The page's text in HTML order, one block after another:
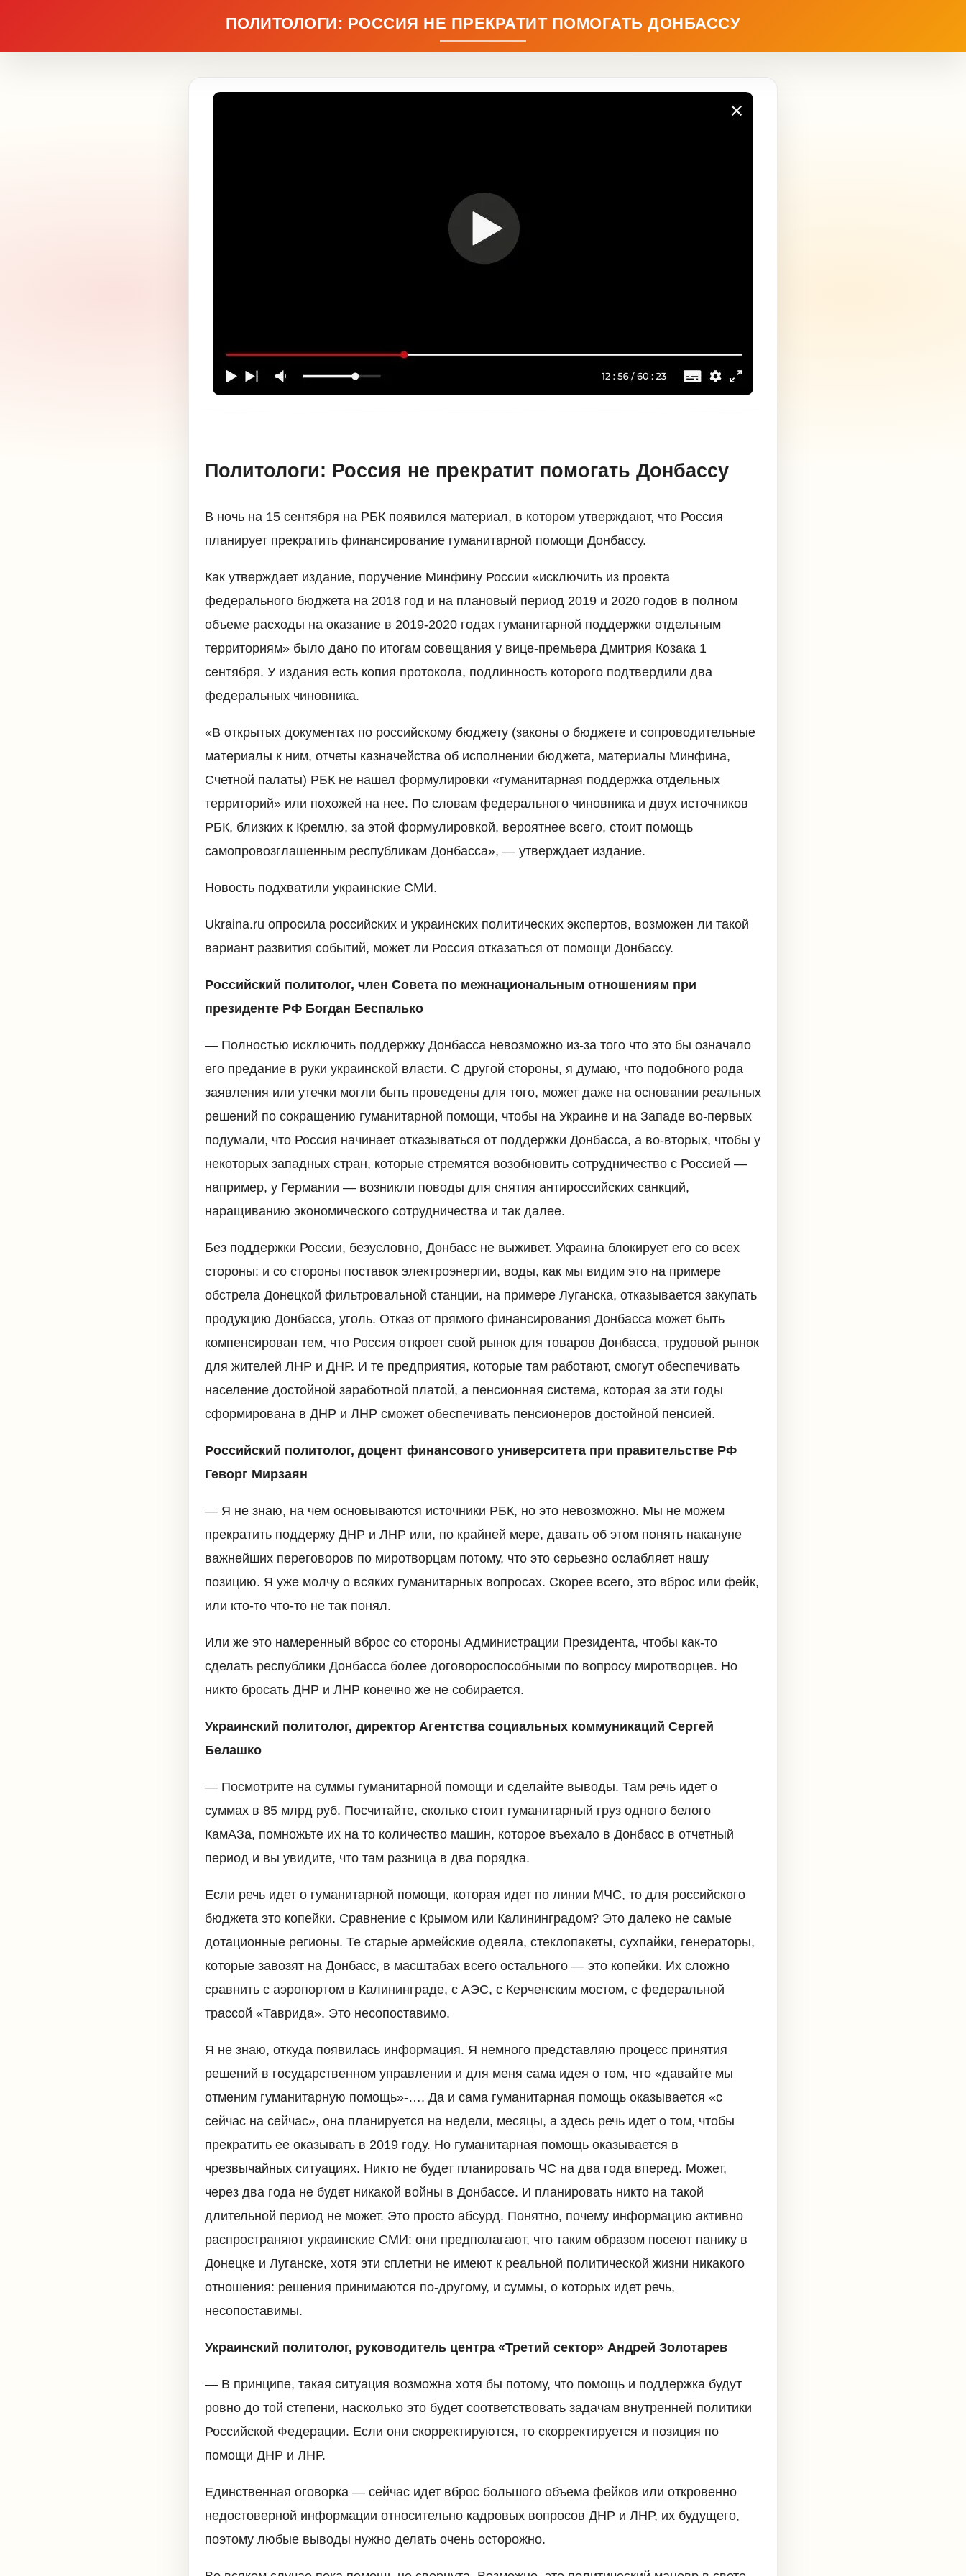
ПОЛИТОЛОГИ: РОССИЯ НЕ ПРЕКРАТИТ ПОМОГАТЬ ДОНБАССУ
Политологи: Россия не прекратит помогать Донбассу
В ночь на 15 сентября на РБК появился материал, в котором утверждают, что Россия
планирует прекратить финансирование гуманитарной помощи Донбассу.
Как утверждает издание, поручение Минфину России «исключить из проекта
федерального бюджета на 2018 год и на плановый период 2019 и 2020 годов в полном
объеме расходы на оказание в 2019-2020 годах гуманитарной поддержки отдельным
территориям» было дано по итогам совещания у вице-премьера Дмитрия Козака 1
сентября. У издания есть копия протокола, подлинность которого подтвердили два
федеральных чиновника.
«В открытых документах по российскому бюджету (законы о бюджете и сопроводительные
материалы к ним, отчеты казначейства об исполнении бюджета, материалы Минфина,
Счетной палаты) РБК не нашел формулировки «гуманитарная поддержка отдельных
территорий» или похожей на нее. По словам федерального чиновника и двух источников
РБК, близких к Кремлю, за этой формулировкой, вероятнее всего, стоит помощь
самопровозглашенным республикам Донбасса», — утверждает издание.
Новость подхватили украинские СМИ.
Ukraina.ru опросила российских и украинских политических экспертов, возможен ли такой
вариант развития событий, может ли Россия отказаться от помощи Донбассу.
Российский политолог, член Совета по межнациональным отношениям при
президенте РФ Богдан Беспалько
— Полностью исключить поддержку Донбасса невозможно из-за того что это бы означало
его предание в руки украинской власти. С другой стороны, я думаю, что подобного рода
заявления или утечки могли быть проведены для того, может даже на основании реальных
решений по сокращению гуманитарной помощи, чтобы на Украине и на Западе во-первых
подумали, что Россия начинает отказываться от поддержки Донбасса, а во-вторых, чтобы у
некоторых западных стран, которые стремятся возобновить сотрудничество с Россией —
например, у Германии — возникли поводы для снятия антироссийских санкций,
наращиванию экономического сотрудничества и так далее.
Без поддержки России, безусловно, Донбасс не выживет. Украина блокирует его со всех
стороны: и со стороны поставок электроэнергии, воды, как мы видим это на примере
обстрела Донецкой фильтровальной станции, на примере Луганска, отказывается закупать
продукцию Донбасса, уголь. Отказ от прямого финансирования Донбасса может быть
компенсирован тем, что Россия откроет свой рынок для товаров Донбасса, трудовой рынок
для жителей ЛНР и ДНР. И те предприятия, которые там работают, смогут обеспечивать
население достойной заработной платой, а пенсионная система, которая за эти годы
сформирована в ДНР и ЛНР сможет обеспечивать пенсионеров достойной пенсией.
Российский политолог, доцент финансового университета при правительстве РФ
Геворг Мирзаян
— Я не знаю, на чем основываются источники РБК, но это невозможно. Мы не можем
прекратить поддержу ДНР и ЛНР или, по крайней мере, давать об этом понять накануне
важнейших переговоров по миротворцам потому, что это серьезно ослабляет нашу
позицию. Я уже молчу о всяких гуманитарных вопросах. Скорее всего, это вброс или фейк,
или кто-то что-то не так понял.
Или же это намеренный вброс со стороны Администрации Президента, чтобы как-то
сделать республики Донбасса более договороспособными по вопросу миротворцев. Но
никто бросать ДНР и ЛНР конечно же не собирается.
Украинский политолог, директор Агентства социальных коммуникаций Сергей
Белашко
— Посмотрите на суммы гуманитарной помощи и сделайте выводы. Там речь идет о
суммах в 85 млрд руб. Посчитайте, сколько стоит гуманитарный груз одного белого
КамАЗа, помножьте их на то количество машин, которое въехало в Донбасс в отчетный
период и вы увидите, что там разница в два порядка.
Если речь идет о гуманитарной помощи, которая идет по линии МЧС, то для российского
бюджета это копейки. Сравнение с Крымом или Калининградом? Это далеко не самые
дотационные регионы. Те старые армейские одеяла, стеклопакеты, сухпайки, генераторы,
которые завозят на Донбасс, в масштабах всего остального — это копейки. Их сложно
сравнить с аэропортом в Калининграде, с АЭС, с Керченским мостом, с федеральной
трассой «Таврида». Это несопоставимо.
Я не знаю, откуда появилась информация. Я немного представляю процесс принятия
решений в государственном управлении и для меня сама идея о том, что «давайте мы
отменим гуманитарную помощь»-…. Да и сама гуманитарная помощь оказывается «с
сейчас на сейчас», она планируется на недели, месяцы, а здесь речь идет о том, чтобы
прекратить ее оказывать в 2019 году. Но гуманитарная помощь оказывается в
чрезвычайных ситуациях. Никто не будет планировать ЧС на два года вперед. Может,
через два года не будет никакой войны в Донбассе. И планировать никто на такой
длительной период не может. Это просто абсурд. Понятно, почему информацию активно
распространяют украинские СМИ: они предполагают, что таким образом посеют панику в
Донецке и Луганске, хотя эти сплетни не имеют к реальной политической жизни никакого
отношения: решения принимаются по-другому, и суммы, о которых идет речь,
несопоставимы.
Украинский политолог, руководитель центра «Третий сектор» Андрей Золотарев
— В принципе, такая ситуация возможна хотя бы потому, что помощь и поддержка будут
ровно до той степени, насколько это будет соответствовать задачам внутренней политики
Российской Федерации. Если они скорректируются, то скорректируется и позиция по
помощи ДНР и ЛНР.
Единственная оговорка — сейчас идет вброс большого объема фейков или откровенно
недостоверной информации относительно кадровых вопросов ДНР и ЛНР, их будущего,
поэтому любые выводы нужно делать очень осторожно.